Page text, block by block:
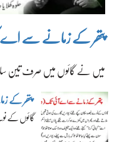
پتھر کے زمانے سے
میں نے گائوں میں صرف
پتھر
گائوں کے